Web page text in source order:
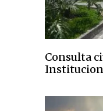
Consulta